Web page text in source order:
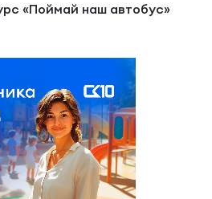
«Поймай наш автобус»